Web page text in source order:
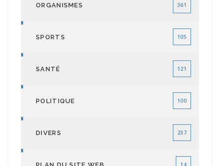
ORGANISMES 361
SPORTS 105
SANTÉ 121
POLITIQUE 100
DIVERS 237